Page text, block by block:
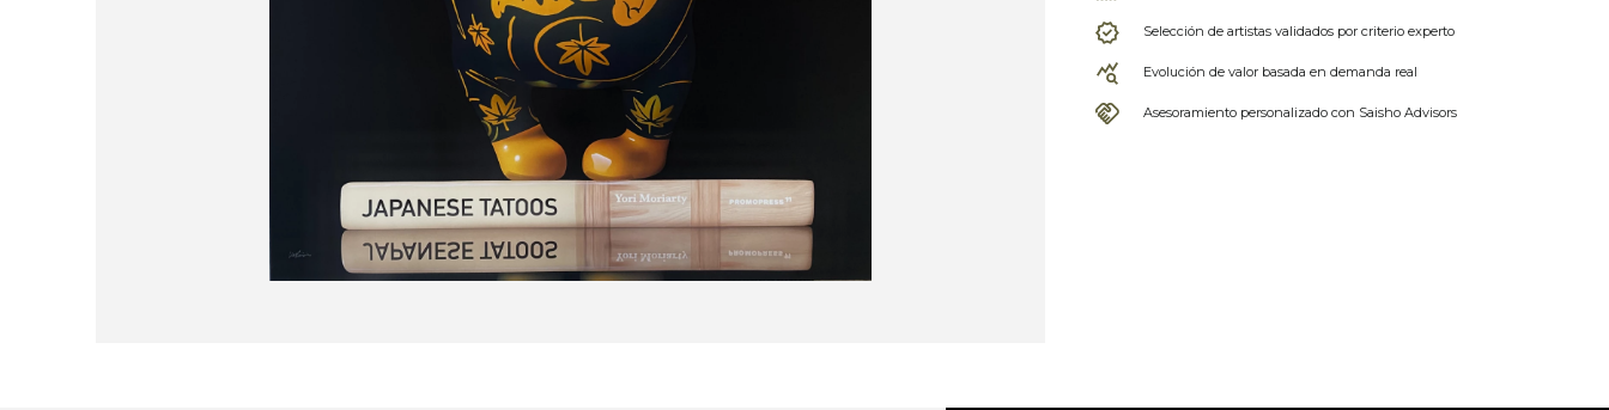
Selección de artistas validados por criterio experto
Evolución de valor basada en demanda real
Asesoramiento personalizado con Saisho Advisors